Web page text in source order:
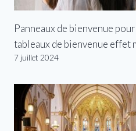
Panneaux de bienvenue
tableaux de bienvenue effet
7 juillet 2024